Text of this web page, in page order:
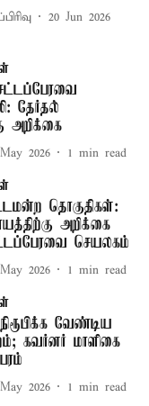
20 Jun 2026
தேர்தல்
அறிக்கை
2026 1 min read
தொகுதிகள்:
அறிக்கை
செயலகம்
2026 1 min read
வேண்டிய
கவர்னர் மாளிகை
2026 1 min read